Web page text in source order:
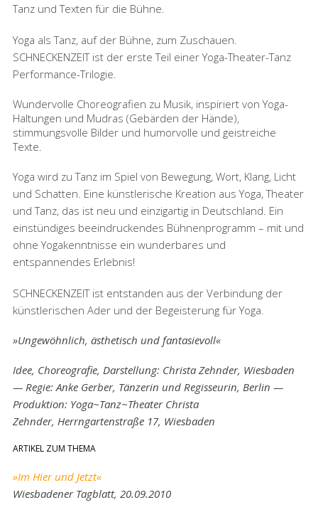
Tanz und Texten für die Bühne.
Yoga als Tanz, auf der Bühne, zum Zuschauen.
SCHNECKENZEIT ist der erste Teil einer Yoga-Theater-Tanz
Performance-Trilogie.
Wundervolle Choreografien zu Musik, inspiriert von Yoga-
Haltungen und Mudras (Gebärden der Hände),
stimmungsvolle Bilder und humorvolle und geistreiche
Texte.
Yoga wird zu Tanz im Spiel von Bewegung, Wort, Klang, Licht
und Schatten. Eine künstlerische Kreation aus Yoga, Theater
und Tanz, das ist neu und einzigartig in Deutschland. Ein
einstündiges beeindruckendes Bühnenprogramm – mit und
ohne Yogakenntnisse ein wunderbares und
entspannendes Erlebnis!
SCHNECKENZEIT ist entstanden aus der Verbindung der
künstlerischen Ader und der Begeisterung für Yoga.
»Ungewöhnlich, ästhetisch und fantasievoll«
Idee, Choreografie, Darstellung: Christa Zehnder, Wiesbaden
— Regie: Anke Gerber, Tänzerin und Regisseurin, Berlin —
Produktion: Yoga~Tanz~Theater Christa
Zehnder, Herrngartenstraße 17, Wiesbaden
ARTIKEL ZUM THEMA
»Im Hier und Jetzt«
Wiesbadener Tagblatt, 20.09.2010